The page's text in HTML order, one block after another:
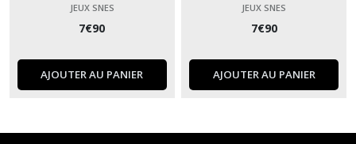
JEUX SNES
7€90
AJOUTER AU PANIER
JEUX SNES
7€90
AJOUTER AU PANIER